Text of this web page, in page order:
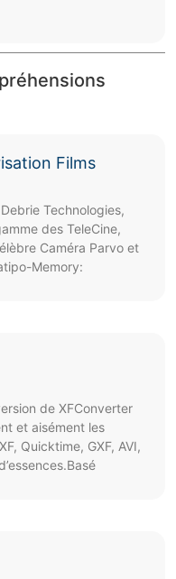
Films
Technologies,
des TeleCine,
Caméra Parvo et
Memory:
de XFConverter
et aisément les
Quicktime, GXF, AVI,